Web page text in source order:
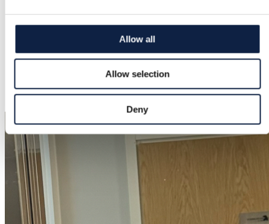
Allow all
Allow selection
Deny
Szary
29.09.2025